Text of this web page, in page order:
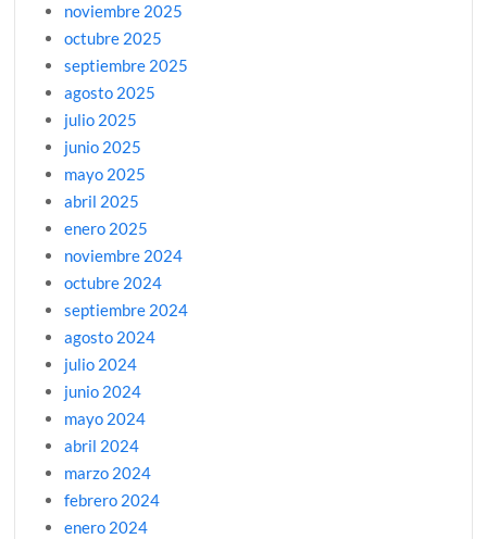
noviembre 2025
octubre 2025
septiembre 2025
agosto 2025
julio 2025
junio 2025
mayo 2025
abril 2025
enero 2025
noviembre 2024
octubre 2024
septiembre 2024
agosto 2024
julio 2024
junio 2024
mayo 2024
abril 2024
marzo 2024
febrero 2024
enero 2024